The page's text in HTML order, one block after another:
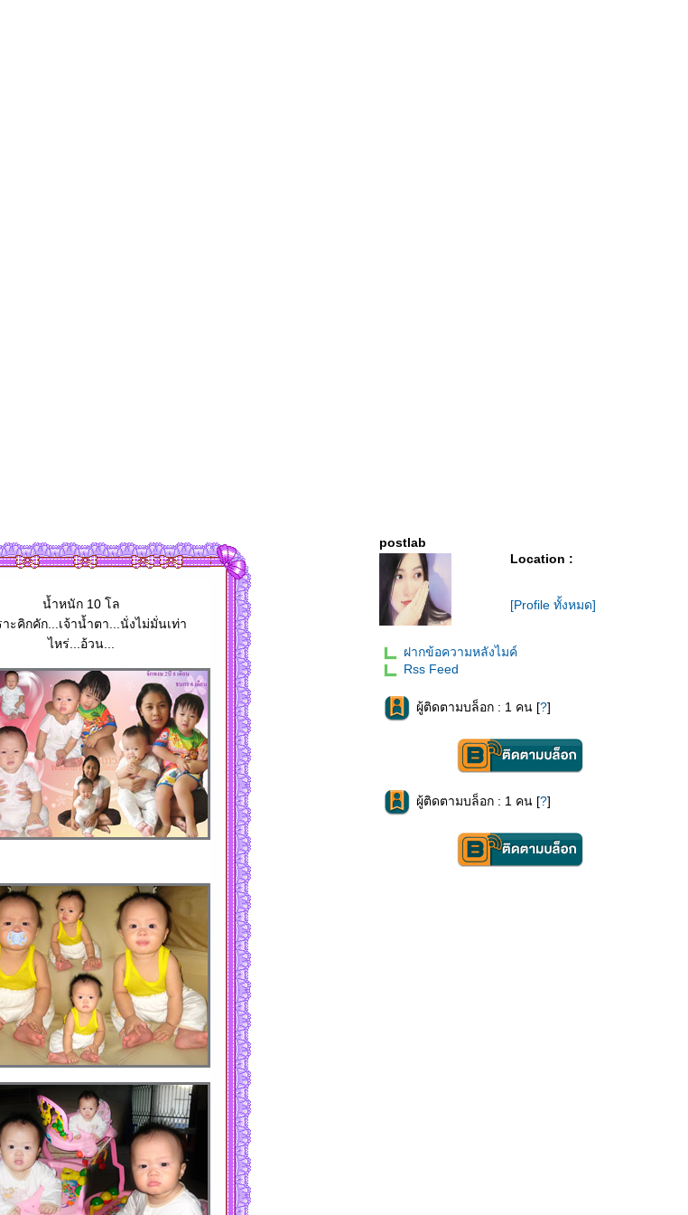
น้ำหนัก 10 โล
าะคิกคัก...เจ้าน้ำตา...นั่งไม่มั่นเท่า
ไหร่...อ้วน...
postlab
Location :
[Profile ทั้งหมด]
ฝากข้อความหลังไมค์
Rss Feed
ผู้ติดตามบล็อก : 1 คน [?]
ผู้ติดตามบล็อก : 1 คน [?]